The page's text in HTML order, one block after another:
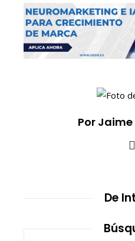
Por Jaime
De